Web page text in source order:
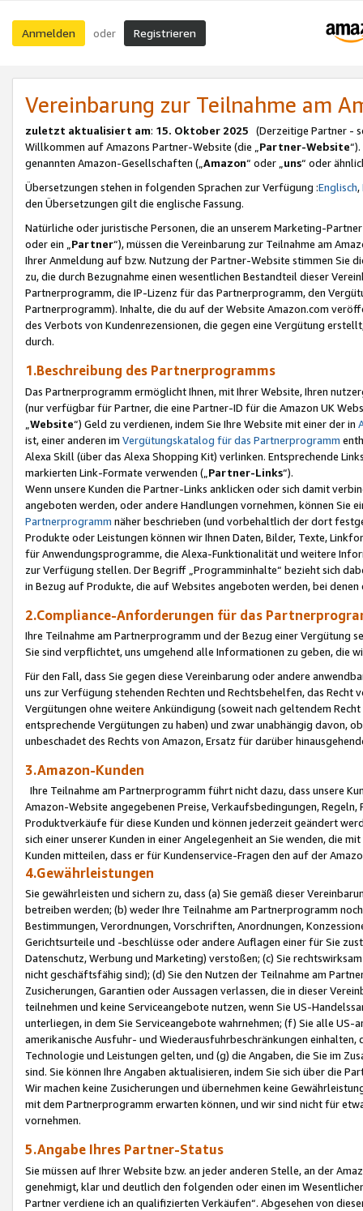
Anmelden oder Registrieren
Vereinbarung zur Teilnahme am
zuletzt aktualisiert am: 15. Oktober 2025 (Derzeitige Partner -
Willkommen auf Amazons Partner-Website (die „Partner-Website
genannten Amazon-Gesellschaften („Amazon“ oder „uns“ oder
Übersetzungen stehen in folgenden Sprachen zur Verfügung :Englisch,
den Übersetzungen gilt die englische Fassung.
Natürliche oder juristische Personen, die an unserem Marketing-
oder ein „Partner“), müssen die Vereinbarung zur Teilnahme am
Ihrer Anmeldung auf bzw. Nutzung der Partner-Website stimmen Sie
zu, die durch Bezugnahme einen wesentlichen Bestandteil dieser
Partnerprogramm, die IP-Lizenz für das Partnerprogramm, den
Partnerprogramm). Inhalte, die du auf der Website Amazon.com
des Verbots von Kundenrezensionen, die gegen eine Vergütung
durch.
1.Beschreibung des Partnerprogramms
Das Partnerprogramm ermöglicht Ihnen, mit Ihrer Website, Ihren
(nur verfügbar für Partner, die eine Partner-ID für die Amazon UK
Website“) Geld zu verdienen, indem Sie Ihre Website mit einer der in
ist, einer anderen im Vergütungskatalog für das Partnerprogramm
Alexa Skill (über das Alexa Shopping Kit) verlinken. Entsprechende
markierten Link-Formate verwenden („ Partner-Links“).
Wenn unsere Kunden die Partner-Links anklicken oder sich damit
angeboten werden, oder andere Handlungen vornehmen, können Sie
Partnerprogramm näher beschrieben (und vorbehaltlich der dort
Produkte oder Leistungen können wir Ihnen Daten, Bilder, Texte,
für Anwendungsprogramme, die Alexa-Funktionalität und weitere
zur Verfügung stellen. Der Begriff „Programminhalte“ bezieht sich
in Bezug auf Produkte, die auf Websites angeboten werden, bei
2.Compliance-Anforderungen für das
Ihre Teilnahme am Partnerprogramm und der Bezug einer Vergütung
Sie sind verpflichtet, uns umgehend alle Informationen zu geben, die
Für den Fall, dass Sie gegen diese Vereinbarung oder andere
uns zur Verfügung stehenden Rechten und Rechtsbehelfen, das
Vergütungen ohne weitere Ankündigung (soweit nach geltendem
entsprechende Vergütungen zu haben) und zwar unabhängig davon,
unbeschadet des Rechts von Amazon, Ersatz für darüber
3.Amazon-Kunden
Ihre Teilnahme am Partnerprogramm führt nicht dazu, dass unsere
Amazon-Website angegebenen Preise, Verkaufsbedingungen,
Produktverkäufe für diese Kunden und können jederzeit geändert
sich einer unserer Kunden in einer Angelegenheit an Sie wenden, die
Kunden mitteilen, dass er für Kundenservice-Fragen den auf der
4.Gewährleistungen
Sie gewährleisten und sichern zu, dass (a) Sie gemäß dieser
betreiben werden; (b) weder Ihre Teilnahme am Partnerprogramm
Bestimmungen, Verordnungen, Vorschriften, Anordnungen,
Gerichtsurteile und -beschlüsse oder andere Auflagen einer für Sie
Datenschutz, Werbung und Marketing) verstoßen; (c) Sie
nicht geschäftsfähig sind); (d) Sie den Nutzen der Teilnahme am
Zusicherungen, Garantien oder Aussagen verlassen, die in dieser
teilnehmen und keine Serviceangebote nutzen, wenn Sie US-
unterliegen, in dem Sie Serviceangebote wahrnehmen; (f) Sie alle
amerikanische Ausfuhr- und Wiederausfuhrbeschränkungen
Technologie und Leistungen gelten, und (g) die Angaben, die Sie im
sind. Sie können Ihre Angaben aktualisieren, indem Sie sich über die
Wir machen keine Zusicherungen und übernehmen keine
mit dem Partnerprogramm erwarten können, und wir sind nicht für
vornehmen.
5.Angabe Ihres Partner-Status
Sie müssen auf Ihrer Website bzw. an jeder anderen Stelle, an der
genehmigt, klar und deutlich den folgenden oder einen im
Partner verdiene ich an qualifizierten Verkäufen“. Abgesehen von